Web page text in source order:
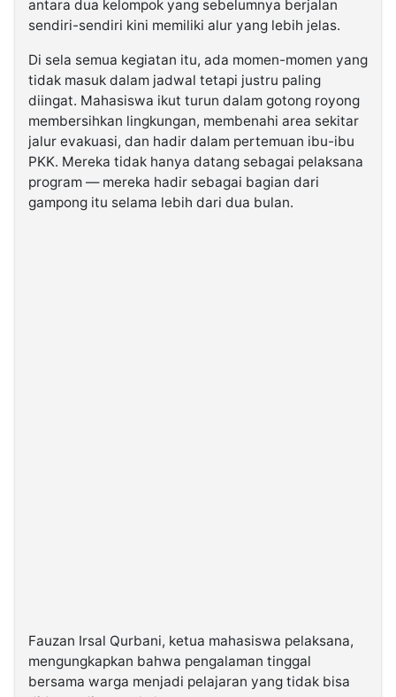
antara dua kelompok yang sebelumnya berjalan
sendiri-sendiri kini memiliki alur yang lebih jelas.
Di sela semua kegiatan itu, ada momen-momen yang
tidak masuk dalam jadwal tetapi justru paling
diingat. Mahasiswa ikut turun dalam gotong royong
membersihkan lingkungan, membenahi area sekitar
jalur evakuasi, dan hadir dalam pertemuan ibu-ibu
PKK. Mereka tidak hanya datang sebagai pelaksana
program — mereka hadir sebagai bagian dari
gampong itu selama lebih dari dua bulan.
Fauzan Irsal Qurbani, ketua mahasiswa pelaksana,
mengungkapkan bahwa pengalaman tinggal
bersama warga menjadi pelajaran yang tidak bisa